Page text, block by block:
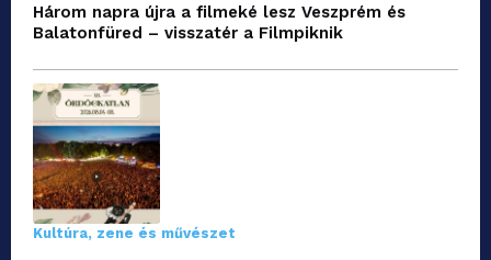
Három napra újra a filmeké lesz Veszprém és
Balatonfüred – visszatér a Filmpiknik
Kultúra, zene és művészet